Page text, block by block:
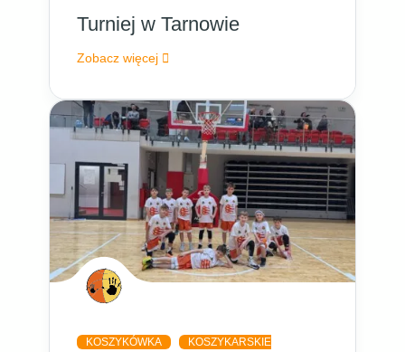
Turniej w Tarnowie
Zobacz więcej
KOSZYKÓWKA KOSZYKARSKIE